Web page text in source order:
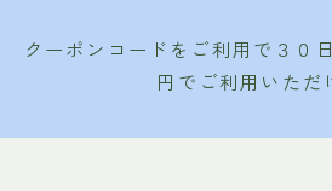
クーポンコードをご利用で３０
円でご利用いただ